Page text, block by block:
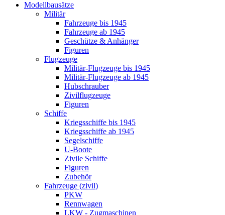
Modellbausätze
Militär
Fahrzeuge bis 1945
Fahrzeuge ab 1945
Geschütze & Anhänger
Figuren
Flugzeuge
Militär-Flugzeuge bis 1945
Militär-Flugzeuge ab 1945
Hubschrauber
Zivilflugzeuge
Figuren
Schiffe
Kriegsschiffe bis 1945
Kriegsschiffe ab 1945
Segelschiffe
U-Boote
Zivile Schiffe
Figuren
Zubehör
Fahrzeuge (zivil)
PKW
Rennwagen
LKW - Zugmaschinen